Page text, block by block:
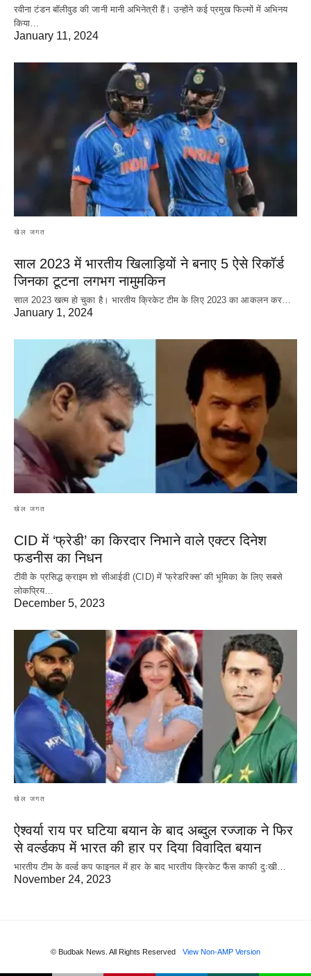
रवीना टंडन बॉलीवुड की जानी मानी अभिनेत्री हैं। उन्होंने कई प्रमुख फिल्मों में अभिनय
किया…
January 11, 2024
खेल जगत
साल 2023 में भारतीय खिलाड़ियों ने बनाए 5 ऐसे रिकॉर्ड
जिनका टूटना लगभग नामुमकिन
साल 2023 खत्म हो चुका है। भारतीय क्रिकेट‌ टीम के लिए 2023 का आकलन कर…
January 1, 2024
खेल जगत
CID में ‘फ्रेडी’ का किरदार निभाने वाले एक्टर दिनेश
फडनीस का निधन
टीवी के प्रसिद्ध क्राइम शो सीआईडी (CID) में 'फ्रेडरिक्स' की भूमिका के लिए सबसे
लोकप्रिय…
December 5, 2023
खेल जगत
ऐश्वर्या राय पर‌ घटिया बयान के बाद अब्दुल रज्जाक ने फिर
से वर्ल्डकप में भारत की हार पर दिया विवादित बयान
भारतीय टीम के वर्ल्ड कप फाइनल में हार के‌ बाद भारतीय क्रिकेट फैंस काफी दुःखी…
November 24, 2023
© Budbak News. All Rights Reserved View Non-AMP Version